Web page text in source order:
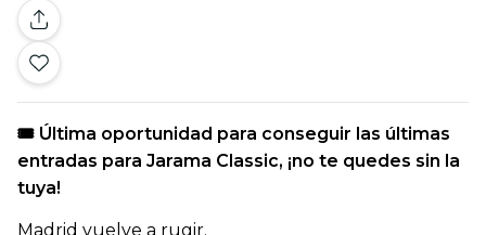
🎟️ Última oportunidad para conseguir las últimas
entradas para Jarama Classic, ¡no te quedes sin la
tuya!
Madrid vuelve a rugir.